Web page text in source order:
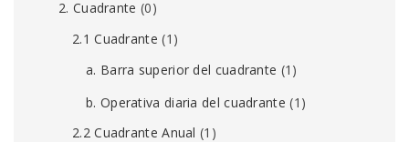
2. Cuadrante (0)
2.1 Cuadrante (1)
a. Barra superior del cuadrante (1)
b. Operativa diaria del cuadrante (1)
2.2 Cuadrante Anual (1)